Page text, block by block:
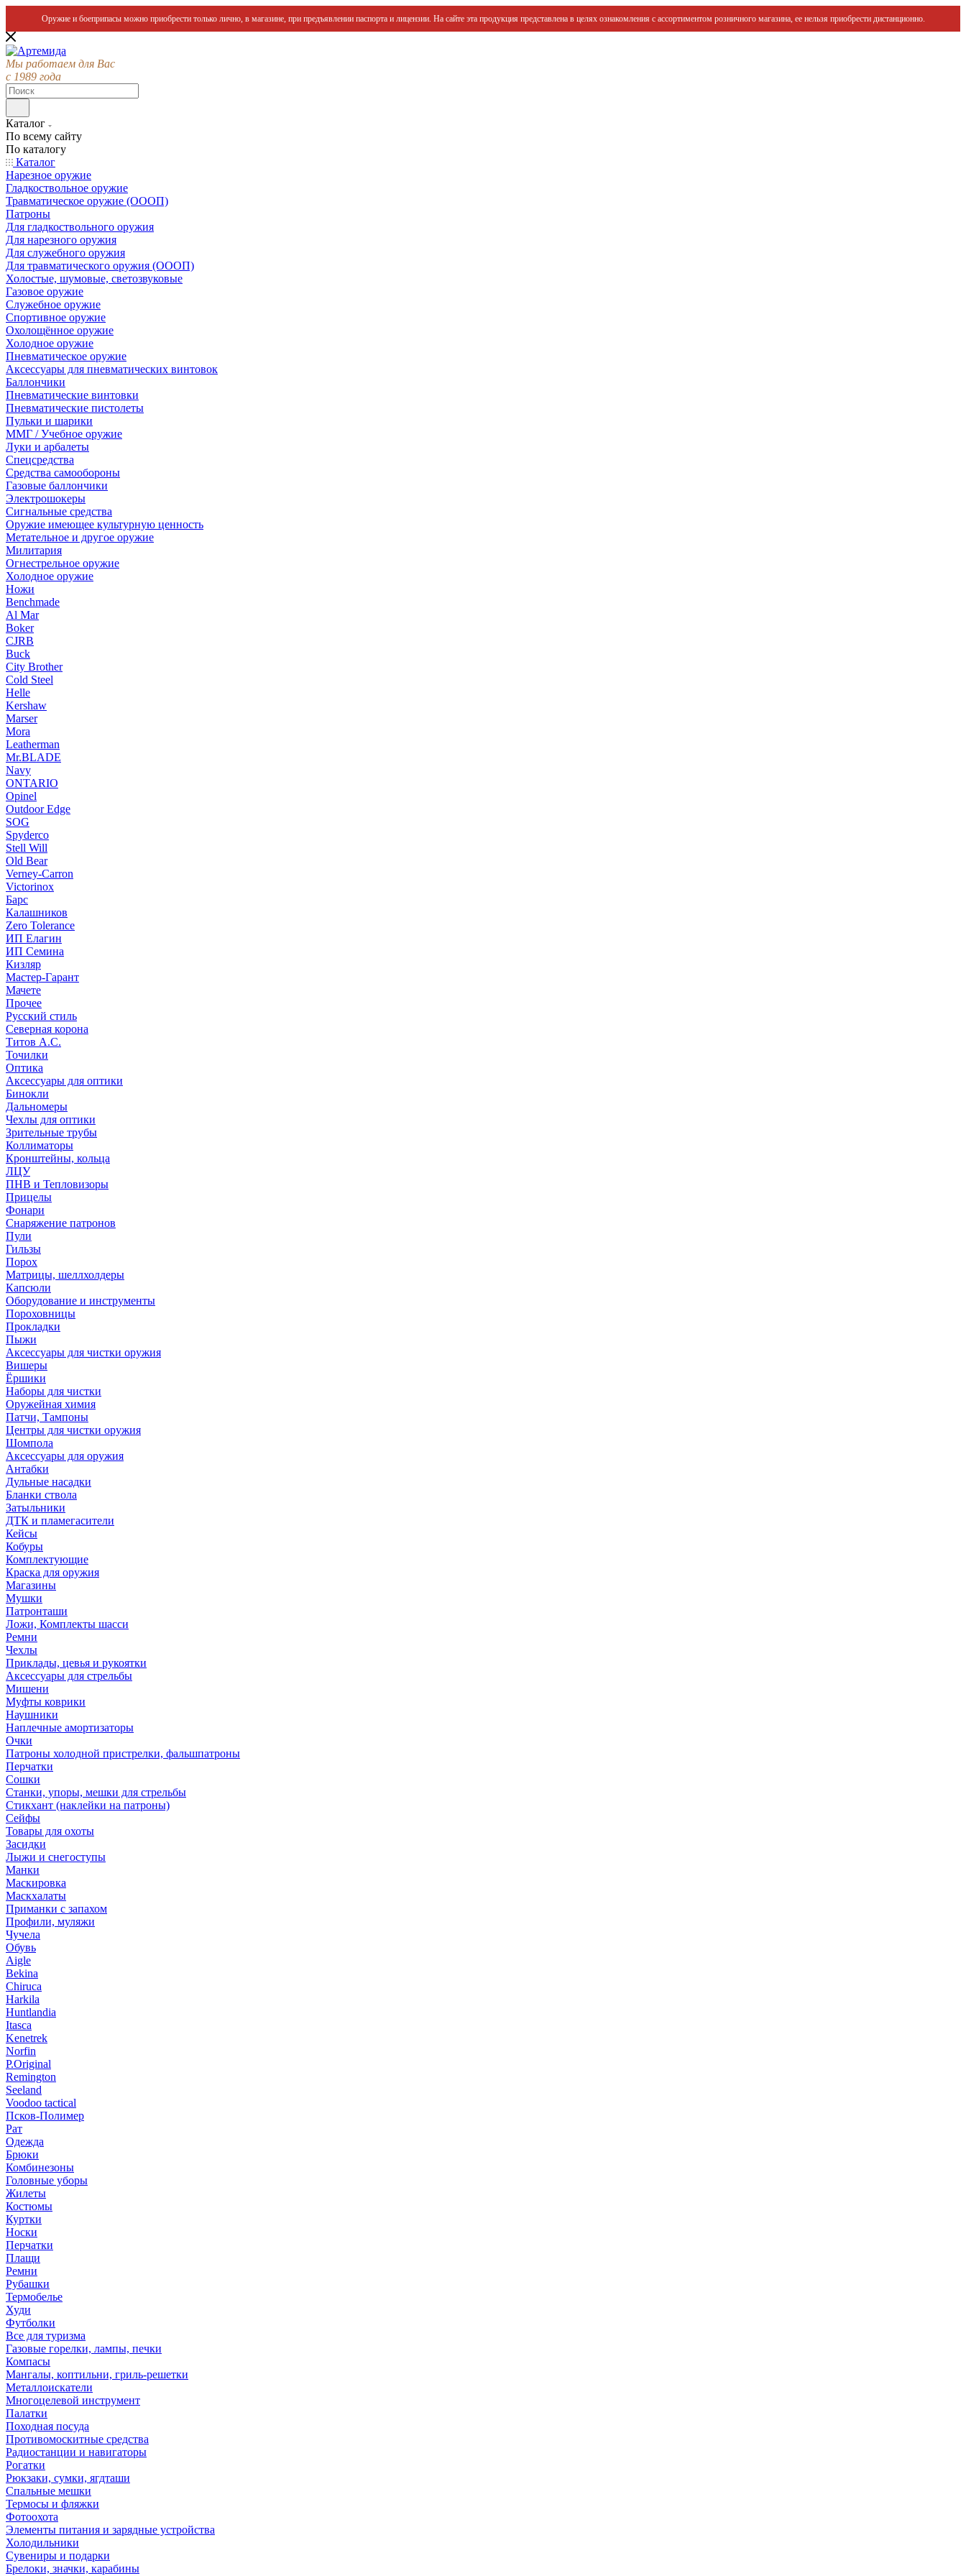
Оружие и боеприпасы можно приобрести только лично, в магазине, при предъявлении паспорта и лицензии. На сайте эта продукция представлена в целях ознакомления с ассортиментом розничного магазина, ее нельзя приобрести дистанционно.
Мы работаем для Вас
с 1989 года
Каталог
По всему сайту
По каталогу
Каталог
Нарезное оружие
Гладкоствольное оружие
Травматическое оружие (ОООП)
Патроны
Для гладкоствольного оружия
Для нарезного оружия
Для служебного оружия
Для травматического оружия (ОООП)
Холостые, шумовые, светозвуковые
Газовое оружие
Служебное оружие
Спортивное оружие
Охолощённое оружие
Холодное оружие
Пневматическое оружие
Аксессуары для пневматических винтовок
Баллончики
Пневматические винтовки
Пневматические пистолеты
Пульки и шарики
ММГ / Учебное оружие
Луки и арбалеты
Спецсредства
Средства самообороны
Газовые баллончики
Электрошокеры
Сигнальные средства
Оружие имеющее культурную ценность
Метательное и другое оружие
Милитария
Огнестрельное оружие
Холодное оружие
Ножи
Benchmade
Al Mar
Boker
CJRB
Buck
City Brother
Cold Steel
Helle
Kershaw
Marser
Mora
Leatherman
Mr.BLADE
Navy
ONTARIO
Opinel
Outdoor Edge
SOG
Spyderco
Stell Will
Old Bear
Verney-Carron
Victorinox
Барс
Калашников
Zero Tolerance
ИП Елагин
ИП Семина
Кизляр
Мастер-Гарант
Мачете
Прочее
Русский стиль
Северная корона
Титов А.С.
Точилки
Оптика
Аксессуары для оптики
Бинокли
Дальномеры
Чехлы для оптики
Зрительные трубы
Коллиматоры
Кронштейны, кольца
ЛЦУ
ПНВ и Тепловизоры
Прицелы
Фонари
Снаряжение патронов
Пули
Гильзы
Порох
Матрицы, шеллхолдеры
Капсюли
Оборудование и инструменты
Пороховницы
Прокладки
Пыжи
Аксессуары для чистки оружия
Вишеры
Ёршики
Наборы для чистки
Оружейная химия
Патчи, Тампоны
Центры для чистки оружия
Шомпола
Аксессуары для оружия
Антабки
Дульные насадки
Бланки ствола
Затыльники
ДТК и пламегасители
Кейсы
Кобуры
Комплектующие
Краска для оружия
Магазины
Мушки
Патронташи
Ложи, Комплекты шасси
Ремни
Чехлы
Приклады, цевья и рукоятки
Аксессуары для стрельбы
Мишени
Муфты коврики
Наушники
Наплечные амортизаторы
Очки
Патроны холодной пристрелки, фальшпатроны
Перчатки
Сошки
Станки, упоры, мешки для стрельбы
Стикхант (наклейки на патроны)
Сейфы
Товары для охоты
Засидки
Лыжи и снегоступы
Манки
Маскировка
Маскхалаты
Приманки с запахом
Профили, муляжи
Чучела
Обувь
Aigle
Bekina
Chiruсa
Harkila
Huntlandia
Itasca
Kenetrek
Norfin
P.Original
Remington
Seeland
Voodoo tactical
Псков-Полимер
Рат
Одежда
Брюки
Комбинезоны
Головные уборы
Жилеты
Костюмы
Куртки
Носки
Перчатки
Плащи
Ремни
Рубашки
Термобелье
Худи
Футболки
Все для туризма
Газовые горелки, лампы, печки
Компасы
Мангалы, коптильни, гриль-решетки
Металлоискатели
Многоцелевой инструмент
Палатки
Походная посуда
Противомоскитные средства
Радиостанции и навигаторы
Рогатки
Рюкзаки, сумки, ягдташи
Спальные мешки
Термосы и фляжки
Фотоохота
Элементы питания и зарядные устройства
Холодильники
Сувениры и подарки
Брелоки, значки, карабины